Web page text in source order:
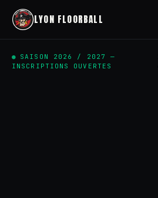
LYON FLOORBALL
SAISON 2026 / 2027 —
INSCRIPTIONS OUVERTES